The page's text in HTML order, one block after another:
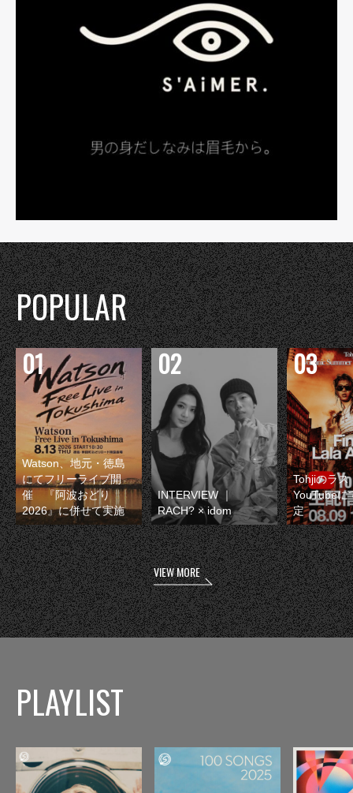
POPULAR
Watson、地元・徳島
にてフリーライブ開
催 『阿波おどり
2026』に併せて実施
INTERVIEW ｜
RACH? × idom
Tohjiのラス
YouTubeに
定
VIEW MORE
PLAYLIST